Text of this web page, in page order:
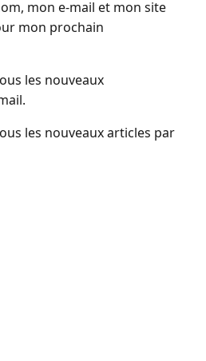
mon e-mail et mon site
mon prochain
les nouveaux
les nouveaux articles par